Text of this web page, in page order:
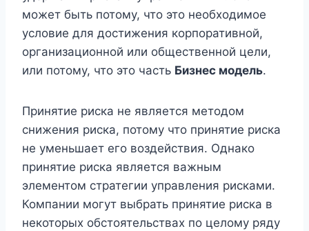
может быть потому, что это необходимое
условие для достижения корпоративной,
организационной или общественной цели,
или потому, что это часть Бизнес модель.
Принятие риска не является методом
снижения риска, потому что принятие риска
не уменьшает его воздействия. Однако
принятие риска является важным
элементом стратегии управления рисками.
Компании могут выбрать принятие риска в
некоторых обстоятельствах по целому ряду